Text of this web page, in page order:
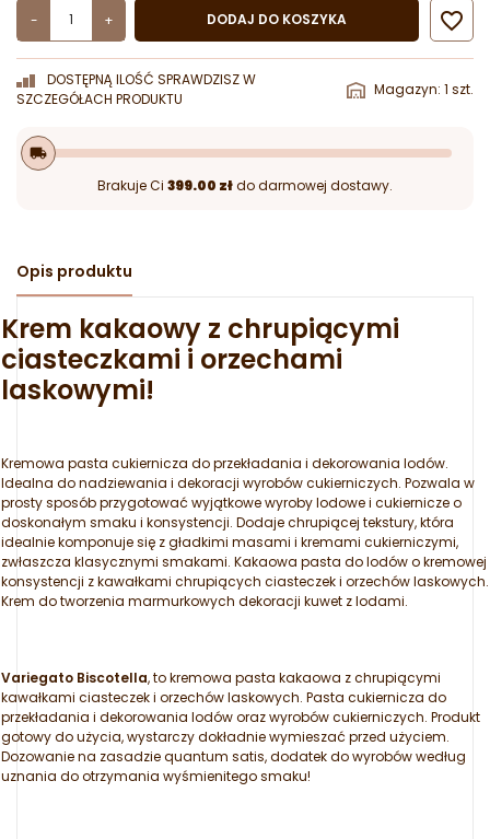
- + DODAJ DO KOSZYKA 
DOSTĘPNĄ ILOŚĆ SPRAWDZISZ W
SZCZEGÓŁACH PRODUKTU
Magazyn: 1 szt.
local_shipping
Brakuje Ci 399.00 złdo darmowej dostawy.
Opis produktu
Krem kakaowy z chrupiącymi
ciasteczkami i orzechami
laskowymi!
Kremowa pasta cukiernicza do przekładania i dekorowania lodów.
Idealna do nadziewania i dekoracji wyrobów cukierniczych. Pozwala w
prosty sposób przygotować wyjątkowe wyroby lodowe i cukiernicze o
doskonałym smaku i konsystencji. Dodaje chrupiącej tekstury, która
idealnie komponuje się z gładkimi masami i kremami cukierniczymi,
zwłaszcza klasycznymi smakami. Kakaowa pasta do lodów o kremowej
konsystencji z kawałkami chrupiących ciasteczek i orzechów laskowych.
Krem do tworzenia marmurkowych dekoracji kuwet z lodami.
Variegato Biscotella, to kremowa pasta kakaowa z chrupiącymi
kawałkami ciasteczek i orzechów laskowych. Pasta cukiernicza do
przekładania i dekorowania lodów oraz wyrobów cukierniczych. Produkt
gotowy do użycia, wystarczy dokładnie wymieszać przed użyciem.
Dozowanie na zasadzie quantum satis, dodatek do wyrobów według
uznania do otrzymania wyśmienitego smaku!